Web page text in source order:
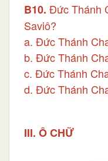
B10. Đức Thánh
Saviô?
a. Đức Thánh
b. Đức Thánh
c. Đức Thánh
d. Đức Thánh
III. Ô CHỮ